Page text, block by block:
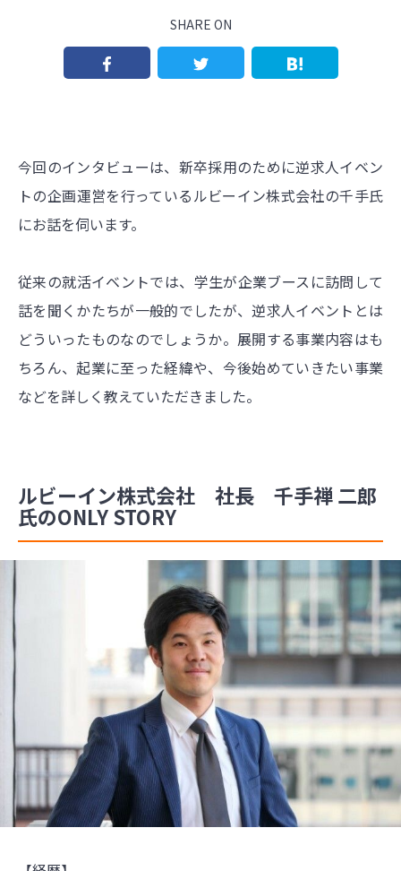
SHARE ON
今回のインタビューは、新卒採用のために逆求人イベン
トの企画運営を行っているルビーイン株式会社の千手氏
にお話を伺います。
従来の就活イベントでは、学生が企業ブースに訪問して
話を聞くかたちが一般的でしたが、逆求人イベントとは
どういったものなのでしょうか。展開する事業内容はも
ちろん、起業に至った経緯や、今後始めていきたい事業
などを詳しく教えていただきました。
ルビーイン株式会社 社長 千手禅 二郎
氏のONLY STORY